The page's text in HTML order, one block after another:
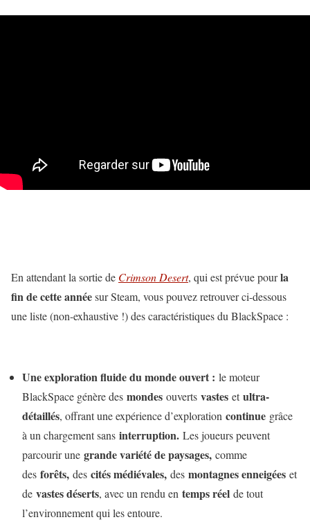
En attendant la sortie de Crimson Desert, qui est prévue pourla
fin de cette annéesur Steam, vous pouvez retrouver ci-dessous
une liste (non-exhaustive !) des caractéristiques du BlackSpace :
Une exploration fluide du monde ouvert : le moteur
BlackSpace génère des mondes ouverts vastes etultra-
détaillés, offrant une expérience d’exploration continue grâce
à un chargement sans interruption. Les joueurs peuvent
parcourir une grande variété de paysages, comme
des forêts, des cités médiévales, des montagnes enneigées et
de vastes déserts, avec un rendu en temps réel de tout
l’environnement qui les entoure.